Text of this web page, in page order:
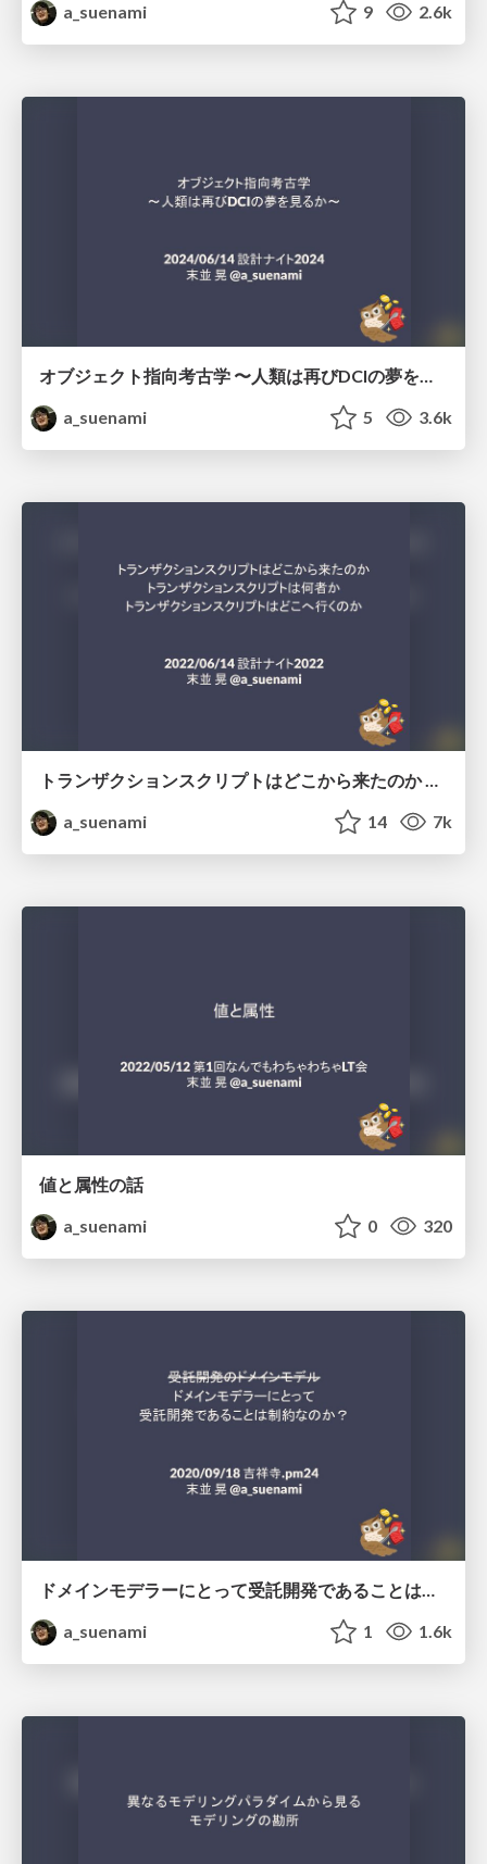
a_suenami
9 2.6k
a_suenami
5 3.6k
トランザクションスクリプトはどこから来たのか トランザクションスクリプトは何者か トランザクションスクリプトはどこへ行くのか #sekkeinight
a_suenami
14 7k
値と属性の話
a_suenami
0 320
ドメインモデラーにとって受託開発であることは制約なのか？
a_suenami
1 1.6k